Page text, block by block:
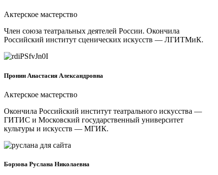
Актерское мастерство
Член союза театральных деятелей России. Окончила
Российский институт сценических искусств — ЛГИТМиК.
Пронин Анастасия Александровна
Актерское мастерство
Окончила Российский институт театрального искусства —
ГИТИС и Московский государственный университет
культуры и искусств — МГИК.
Борзова Руслана Николаевна